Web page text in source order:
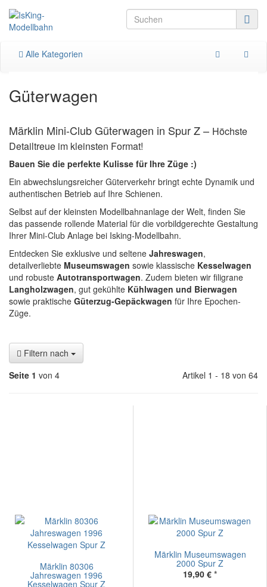
Alle Kategorien
Güterwagen
Märklin Mini-Club Güterwagen in Spur Z – Höchste
Detailtreue im kleinsten Format!
Bauen Sie die perfekte Kulisse für Ihre Züge :)
Ein abwechslungsreicher Güterverkehr bringt echte Dynamik und
authentischen Betrieb auf Ihre Schienen.
Selbst auf der kleinsten Modellbahnanlage der Welt, finden Sie
das passende rollende Material für die vorbildgerechte Gestaltung
Ihrer Mini-Club Anlage bei Isking-Modellbahn.
Entdecken Sie exklusive und seltene Jahreswagen,
detailverliebte Museumswagen sowie klassische Kesselwagen
und robuste Autotransportwagen. Zudem bieten wir filigrane
Langholzwagen, gut gekühlte Kühlwagen und Bierwagen
sowie praktische Güterzug-Gepäckwagen für Ihre Epochen-
Züge.
Filtern nach
Seite 1 von 4 Artikel 1 - 18 von 64
Märklin 80306
Jahreswagen 1996
Kesselwagen Spur Z
Märklin Museumswagen
2000 Spur Z
19,90 € *